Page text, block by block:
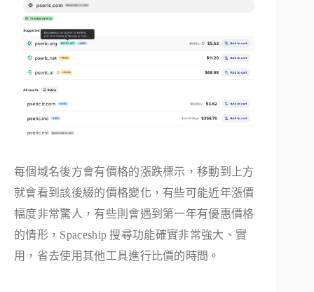
每個域名後方會有價格的漲跌標示，移動到上方
就會看到該後綴的價格變化，有些可能近年漲價
幅度非常驚人，有些則會遇到第一年有優惠價格
的情形，Spaceship 搜尋功能確實非常強大、實
用，省去使用其他工具進行比價的時間。